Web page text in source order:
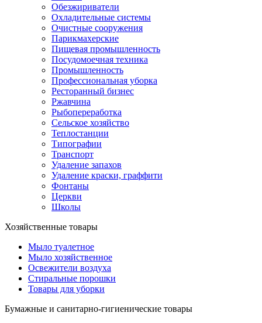
Обезжириватели
Охладительные системы
Очистные сооружения
Парикмахерские
Пищевая промышленность
Посудомоечная техника
Промышленность
Профессиональная уборка
Ресторанный бизнес
Ржавчина
Рыбопереработка
Сельское хозяйство
Теплостанции
Типографии
Транспорт
Удаление запахов
Удаление краски, граффити
Фонтаны
Церкви
Школы
Хозяйственные товары
Мыло туалетное
Мыло хозяйственное
Освежители воздуха
Стиральные порошки
Товары для уборки
Бумажные и санитарно-гигиенические товары